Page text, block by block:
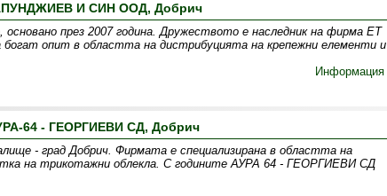
И СИН ООД, Добрич
през 2007 година. Дружеството е наследник на фирма ЕТ
опит в областта на дистрибуцията на крепежни елементи и
Информация
64 - ГЕОРГИЕВИ СД, Добрич
- град Добрич. Фирмата е специализирана в областта на
на трикотажни облекла. С годините АУРА 64 - ГЕОРГИЕВИ СД